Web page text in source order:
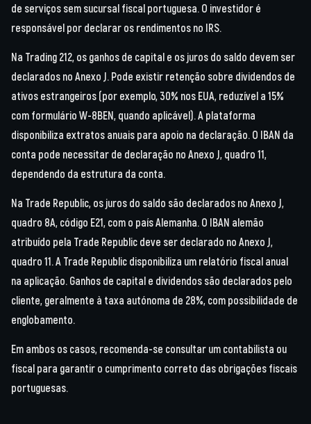
de serviços sem sucursal fiscal portuguesa. O investidor é
responsável por declarar os rendimentos no IRS.
Na Trading 212, os ganhos de capital e os juros do saldo devem ser
declarados no Anexo J. Pode existir retenção sobre dividendos de
ativos estrangeiros (por exemplo, 30% nos EUA, reduzível a 15%
com formulário W-8BEN, quando aplicável). A plataforma
disponibiliza extratos anuais para apoio na declaração. O IBAN da
conta pode necessitar de declaração no Anexo J, quadro 11,
dependendo da estrutura da conta.
Na Trade Republic, os juros do saldo são declarados no Anexo J,
quadro 8A, código E21, com o país Alemanha. O IBAN alemão
atribuído pela Trade Republic deve ser declarado no Anexo J,
quadro 11. A Trade Republic disponibiliza um relatório fiscal anual
na aplicação. Ganhos de capital e dividendos são declarados pelo
cliente, geralmente à taxa autónoma de 28%, com possibilidade de
englobamento.
Em ambos os casos, recomenda-se consultar um contabilista ou
fiscal para garantir o cumprimento correto das obrigações fiscais
portuguesas.